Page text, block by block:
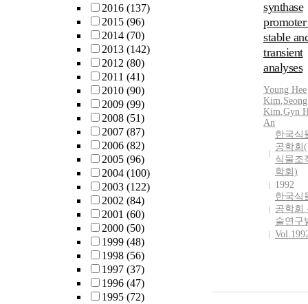
2016 (137)
2015 (96)
2014 (70)
2013 (142)
2012 (80)
2011 (41)
2010 (90)
2009 (99)
2008 (51)
2007 (87)
2006 (82)
2005 (96)
2004 (100)
2003 (122)
2002 (84)
2001 (60)
2000 (50)
1999 (48)
1998 (56)
1997 (37)
1996 (47)
1995 (72)
synthase
stable
transient
analyses
Young Hee
Kim,
Kim,Gyn
An
한국식
공학회
식물조
학회)
1992
한국식
공학회
술연구